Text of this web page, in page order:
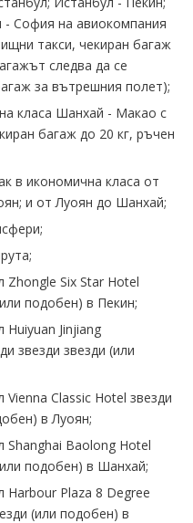
- София на авиокомпания
такси, чекиран багаж
следва да се
за вътрешния полет);
класа Шанхай - Макао с
багаж до 20 кг, ръчен
в икономична класа от
и от Луоян до Шанхай;
Zhongle Six Star Hotel
подобен) в Пекин;
Huiyuan Jinjiang
звезди звезди (или
Classic Hotel звезди
в Луоян;
Shanghai Baolong Hotel
подобен) в Шанхай;
Harbour Plaza 8 Degree
(или подобен) в